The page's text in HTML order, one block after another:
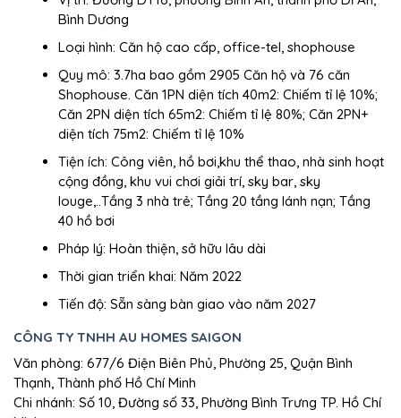
Bình Dương
Loại hình: Căn hộ cao cấp, office-tel, shophouse
Quy mô: 3.7ha bao gồm 2905 Căn hộ và 76 căn
Shophouse. Căn 1PN diện tích 40m2: Chiếm tỉ lệ 10%;
Căn 2PN diện tích 65m2: Chiếm tỉ lệ 80%; Căn 2PN+
diện tích 75m2: Chiếm tỉ lệ 10%
Tiện ích: Công viên, hồ bơi,khu thể thao, nhà sinh hoạt
cộng đồng, khu vui chơi giải trí, sky bar, sky
louge,..Tầng 3 nhà trẻ; Tầng 20 tầng lánh nạn; Tầng
40 hồ bơi
Pháp lý: Hoàn thiện, sở hữu lâu dài
Thời gian triển khai: Năm 2022
Tiến độ: Sẵn sàng bàn giao vào năm 2027
CÔNG TY TNHH AU HOMES SAIGON
Văn phòng: 677/6 Điện Biên Phủ, Phường 25, Quận Bình
Thạnh, Thành phố Hồ Chí Minh
Chi nhánh: Số 10, Đường số 33, Phường Bình Trưng TP. Hồ Chí